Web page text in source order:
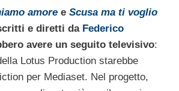
amore e Scusa ma ti voglio
e diretti da Federico
avere un seguito televisivo:
Lotus Production starebbe
per Mediaset. Nel progetto,